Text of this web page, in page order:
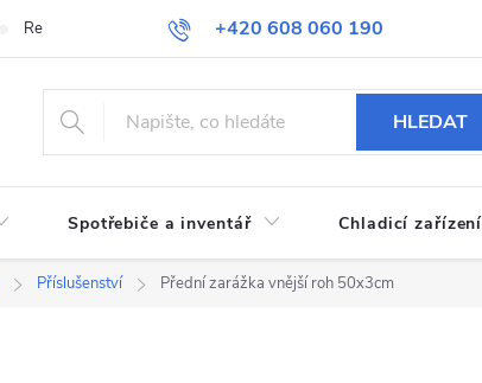
+420 608 060 190
Reklamace a vrácení zboží Obchodní podmínky
HLEDAT
Spotřebiče a inventář Chladicí zařízení
Příslušenství Přední zarážka vnější roh 50x3cm